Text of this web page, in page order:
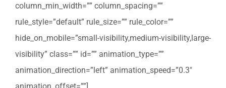
column_min_width=”” column_spacing=””
rule_style=”default” rule_size=”” rule_color=””
hide_on_mobile=”small-visibility,medium-visibility,large-
visibility” class=”” id=”” animation_type=””
animation_direction=”left” animation_speed=”0.3″